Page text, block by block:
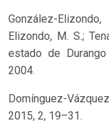
González-
Elizondo, M. S.;
estado de
2004.
Domínguez-
2015, 2, 19–31.